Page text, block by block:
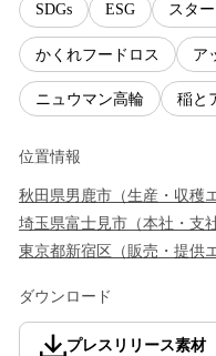
SDGs ESG スタ
かくれフードロス ア
ニュウマン高輪 稲と
位置情報
秋田県男鹿市 （生産・収穫
埼玉県富士見市 （本社・支
東京都新宿区 （販売・提供
ダウンロード
プレスリリース素材